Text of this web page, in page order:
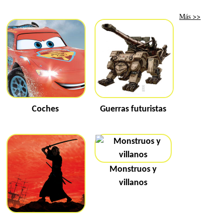
Coches Guerras futuristas
Monstruos y
villanos
Más >>